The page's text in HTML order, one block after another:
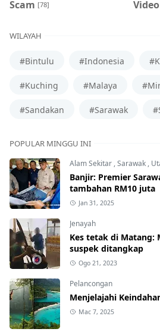
Scam [78] Video
WILAYAH
#Bintulu #Indonesia
#Kuching #Malaya
#Sandakan #Sarawak
POPULAR MINGGU INI
Alam Sekitar ,Sarawak ,
Banjir: Premier
tambahan RM10 juta
Jan 31, 2025
Jenayah
Kes tetak di Matang:
suspek ditangkap
Ogo 21, 2023
Pelancongan
Menjelajahi
Mac 7, 2025